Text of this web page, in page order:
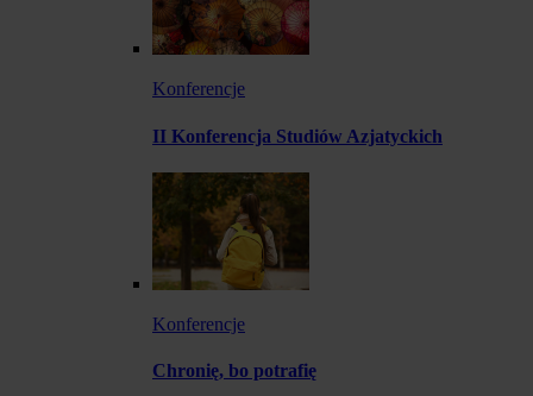
Konferencje
II Konferencja Studiów Azjatyckich
Konferencje
Chronię, bo potrafię